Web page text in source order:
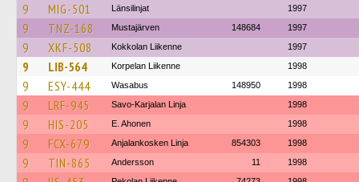
9 MIG-501 Länsilinjat 1997
9 TNZ-168 Mustajärven 148684 1997
9 XKF-508 Kokkolan Liikenne 1997
9 LIB-564 Korpelan Liikenne 1998
9 ESY-444 Wasabus 148950 1998
9 LRF-945 Savo-Karjalan Linja 1998
9 HIS-205 E. Ahonen 1998
9 FCX-679 Anjalankosken Linja 854303 1998
9 TIN-865 Andersson 11 1998